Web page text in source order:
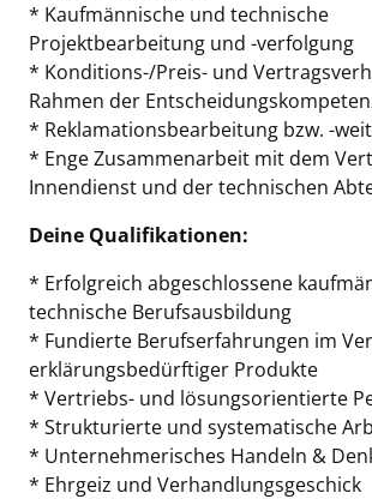
* Kaufmännische und technische
Projektbearbeitung und -verfolgung
* Konditions-/Preis- und
Rahmen der
* Reklamationsbearbeitung bzw. -
* Enge Zusammenarbeit mit dem
Innendienst und der technischen
Deine Qualifikationen:
* Erfolgreich abgeschlossene
technische Berufsausbildung
* Fundierte Berufserfahrungen im
erklärungsbedürftiger Produkte
* Vertriebs- und lösungsorientierte
* Strukturierte und systematische
* Unternehmerisches Handeln &
* Ehrgeiz und Verhandlungsgeschick